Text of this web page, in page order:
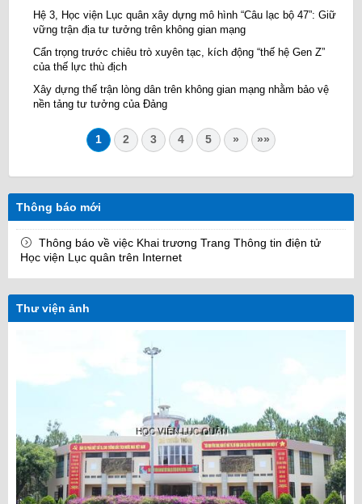
Hệ 3, Học viện Lục quân xây dựng mô hình “Câu lạc bộ 47”: Giữ
vững trận địa tư tưởng trên không gian mạng
Cẩn trọng trước chiêu trò xuyên tạc, kích động “thế hệ Gen Z”
của thế lực thù địch
Xây dựng thế trận lòng dân trên không gian mạng nhằm bảo vệ
nền tảng tư tưởng của Đảng
1 2 3 4 5 » »»
Thông báo mới
Thông báo về việc Khai trương Trang Thông tin điện tử
Học viện Lục quân trên Internet
Thư viện ảnh